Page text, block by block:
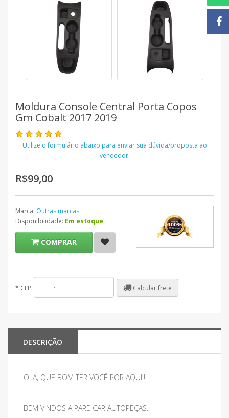
Moldura Console Central Porta Copos
Gm Cobalt 2017 2019
Utilize o formulário abaixo para enviar sua dúvida/proposta ao
vendedor:
R$99,00
Marca: Outras marcas
Disponibilidade: Em estoque
COMPRAR
* CEP Calcular frete
DESCRIÇÃO
OLÁ, QUE BOM TER VOCÊ POR AQUI!!
BEM VINDOS A PARE CAR AUTOPEÇAS.